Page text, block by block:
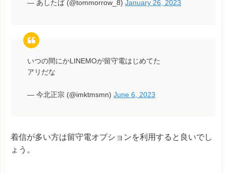
— あしたば (@tommorrow_8) January 26, 2023
いつの間にかLINEMOが留守電はじめてた
アリだな
— 今北正宗 (@imktmsmn) June 6, 2023
着信が多い方は留守電オプションを利用すると良いでし
ょう。